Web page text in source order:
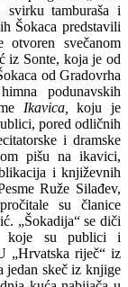
tamburaša i
Šokaca predstavili
otvoren svečanom
iz Sonte, koja je od
od Gradovrha
podunavskih
Ikavica,koju je
pored odličnih
i dramske
pišu na ikavici,
i književnih
Ruže Silađev,
su članice
„Šokadija“ se diči
koje su publici i
„Hrvatska riječ“ iz
jedan skeč iz knjige